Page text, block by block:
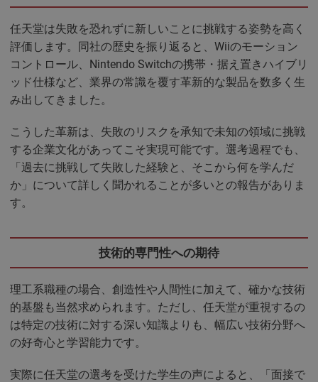
任天堂は失敗を恐れずに新しいことに挑戦する姿勢を高く
評価します。同社の歴史を振り返ると、Wiiのモーション
コントロール、Nintendo Switchの携帯・据え置きハイブリ
ッド仕様など、業界の常識を覆す革新的な製品を数多く生
み出してきました。
こうした革新は、失敗のリスクを承知で未知の領域に挑戦
する企業文化があってこそ実現可能です。選考過程でも、
「過去に挑戦して失敗した経験と、そこから何を学んだ
か」について詳しく聞かれることが多いとの報告がありま
す。
技術的専門性への期待
理工系職種の場合、創造性や人間性に加えて、確かな技術
的基盤も当然求められます。ただし、任天堂が重視するの
は特定の技術に対する深い知識よりも、幅広い技術分野へ
の好奇心と学習能力です。
実際に任天堂の選考を受けた学生の声によると、「面接で